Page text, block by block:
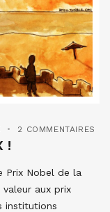
2 COMMENTAIRES
!
Prix Nobel de la
aux prix
institutions